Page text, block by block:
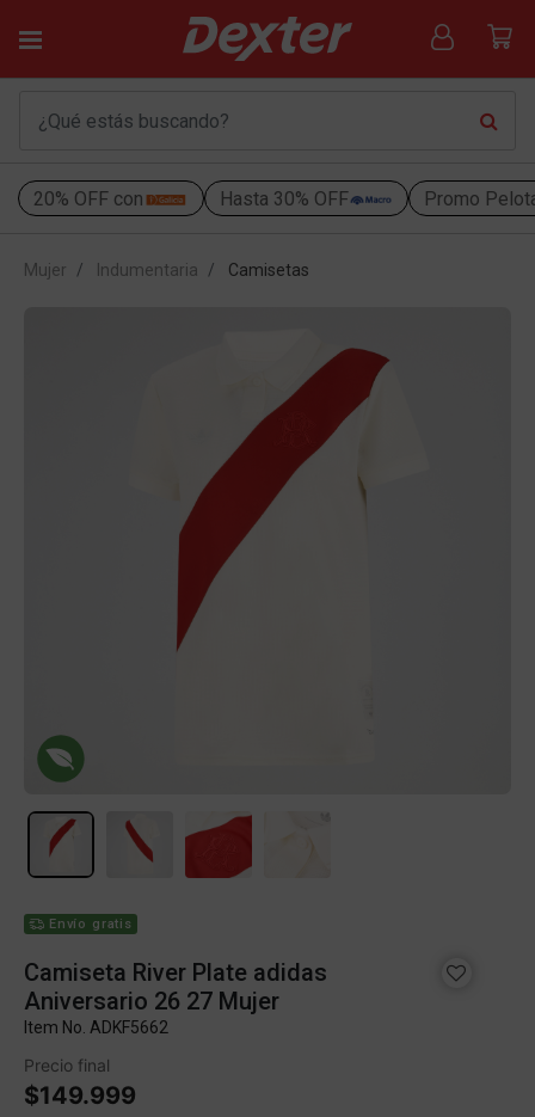
20% OFF con Hasta 30% OFF Promo
Mujer Indumentaria Camisetas
Envío gratis
Camiseta River Plate adidas
Aniversario 26 27 Mujer
Item No. ADKF5662
Precio final
$149.999